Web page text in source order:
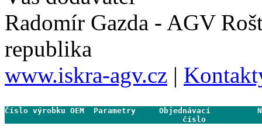
Radomír Gazda - AGV
republika
www.iskra-agv.cz |
Číslo výrobku OEM  Parametry